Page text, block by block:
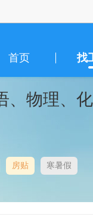
首页 找
、物理、
房贴 寒暑假